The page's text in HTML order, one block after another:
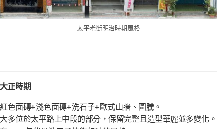
太平老街明治時期風格
大正時期
紅色面磚+淺色面磚+洗石子+歐式山牆、圖騰。
大多位於太平路上中段的部分，保留完整且造型華麗並多變化。